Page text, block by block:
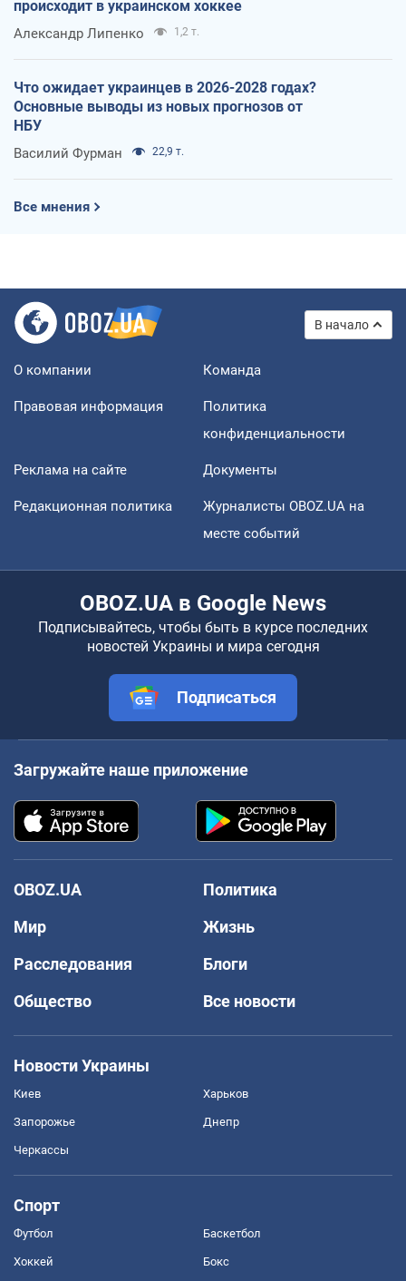
происходит в украинском хоккее
Александр Липенко 1,2 т.
Что ожидает украинцев в 2026-2028 годах?
Основные выводы из новых прогнозов от
НБУ
Василий Фурман 22,9 т.
Все мнения
В начало
О компании Команда
Правовая информация
Политика
конфиденциальности
Реклама на сайте Документы
Редакционная политика
Журналисты OBOZ.UA на
месте событий
OBOZ.UA в Google News
Подписывайтесь, чтобы быть в курсе последних
новостей Украины и мира сегодня
Подписаться
Загружайте наше приложение
OBOZ.UA
Политика
Мир
Жизнь
Расследования
Блоги
Общество
Все новости
Новости Украины
Киев Харьков
Запорожье Днепр
Черкассы
Спорт
Футбол Баскетбол
Хоккей Бокс